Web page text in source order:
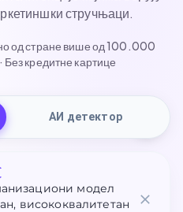
стручњаци.
од стране више од 100.000
Без кредитне картице
АИ детектор
модел
висококвалитетан